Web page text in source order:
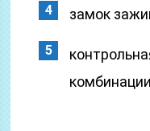
замок